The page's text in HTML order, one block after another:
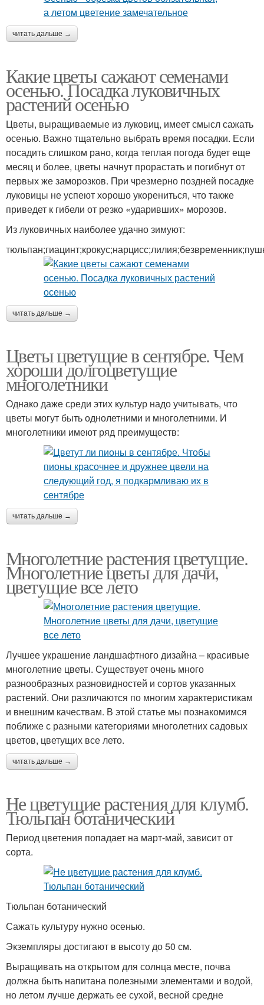
читать дальше →
Какие цветы сажают семенами
осенью. Посадка луковичных
растений осенью
Цветы, выращиваемые из луковиц, имеет смысл сажать
осенью. Важно тщательно выбрать время посадки. Если
посадить слишком рано, когда теплая погода будет еще
месяц и более, цветы начнут прорастать и погибнут от
первых же заморозков. При чрезмерно поздней посадке
луковицы не успеют хорошо укорениться, что также
приведет к гибели от резко «ударивших» морозов.
Из луковичных наиболее удачно зимуют:
читать дальше →
Цветы цветущие в сентябре. Чем
хороши долгоцветущие
многолетники
Однако даже среди этих культур надо учитывать, что
цветы могут быть однолетними и многолетними. И
многолетники имеют ряд преимуществ:
читать дальше →
Многолетние растения цветущие.
Многолетние цветы для дачи,
цветущие все лето
Лучшее украшение ландшафтного дизайна – красивые
многолетние цветы. Существует очень много
разнообразных разновидностей и сортов указанных
растений. Они различаются по многим характеристикам
и внешним качествам. В этой статье мы познакомимся
поближе с разными категориями многолетних садовых
цветов, цветущих все лето.
читать дальше →
Не цветущие растения для клумб.
Тюльпан ботанический
Период цветения попадает на март-май, зависит от
сорта.
Тюльпан ботанический
Сажать культуру нужно осенью.
Экземпляры достигают в высоту до 50 см.
Выращивать на открытом для солнца месте, почва
должна быть напитана полезными элементами и водой,
но летом лучше держать ее сухой, весной средне